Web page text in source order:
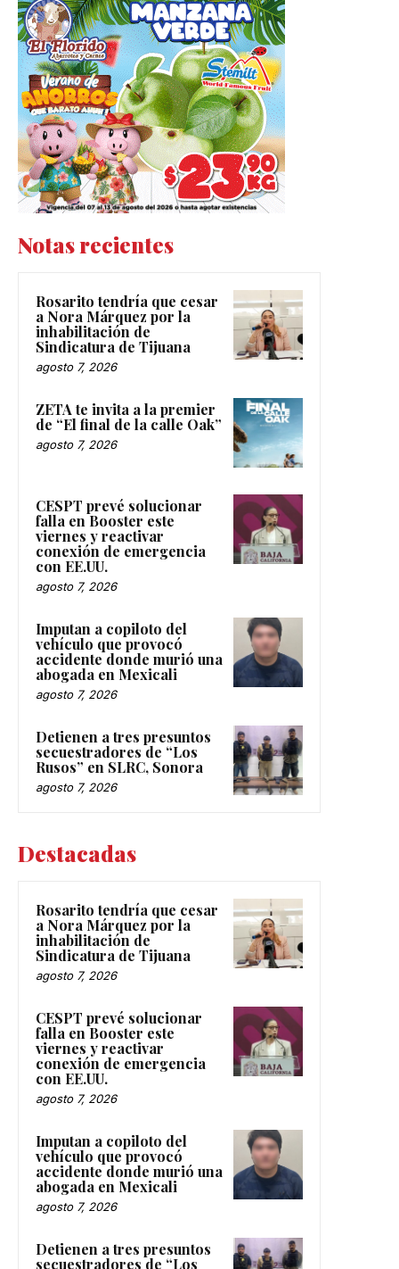
Notas recientes
Rosarito tendría que cesar
a Nora Márquez por la
inhabilitación de
Sindicatura de Tijuana
agosto 7, 2026
ZETA te invita a la premier
de “El final de la calle Oak”
agosto 7, 2026
CESPT prevé solucionar
falla en Booster este
viernes y reactivar
conexión de emergencia
con EE.UU.
agosto 7, 2026
Imputan a copiloto del
vehículo que provocó
accidente donde murió una
abogada en Mexicali
agosto 7, 2026
Detienen a tres presuntos
secuestradores de “Los
Rusos” en SLRC, Sonora
agosto 7, 2026
Destacadas
Rosarito tendría que cesar
a Nora Márquez por la
inhabilitación de
Sindicatura de Tijuana
agosto 7, 2026
CESPT prevé solucionar
falla en Booster este
viernes y reactivar
conexión de emergencia
con EE.UU.
agosto 7, 2026
Imputan a copiloto del
vehículo que provocó
accidente donde murió una
abogada en Mexicali
agosto 7, 2026
Detienen a tres presuntos
secuestradores de “Los